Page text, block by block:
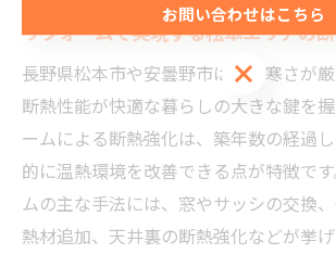
リフォームで実現する松本エリアの
長野県松本市や安曇野市は冬の寒さが
断熱性能が快適な暮らしの大きな鍵を
ームによる断熱強化は、築年数の経過
的に温熱環境を改善できる点が特徴で
ムの主な手法には、窓やサッシの交換
熱材追加、天井裏の断熱強化などが挙げ
お問い合わせはこちら
お問い合わせはこちら